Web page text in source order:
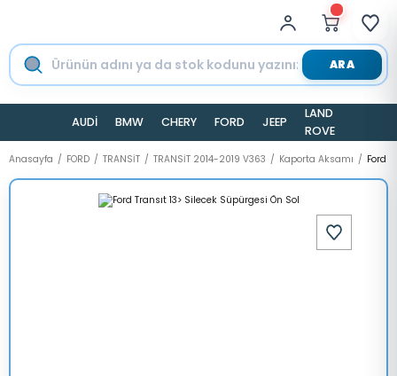
ARA
AUDİ BMW CHERY FORD JEEP
LAND
ROVER
Anasayfa FORD TRANSİT TRANSİT 2014-2019 V363 Kaporta Aksamı Ford